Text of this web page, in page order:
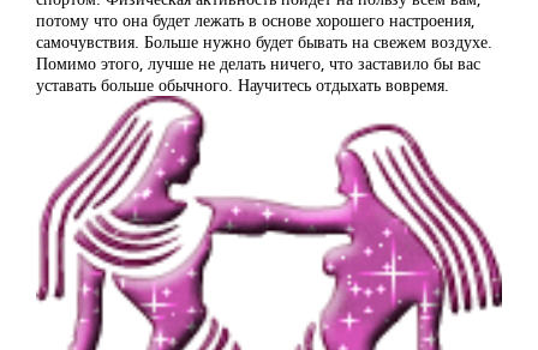
потому что она будет лежать в основе хорошего настроения,
самочувствия. Больше нужно будет бывать на свежем воздухе.
Помимо этого, лучше не делать ничего, что заставило бы вас
уставать больше обычного. Научитесь отдыхать вовремя.